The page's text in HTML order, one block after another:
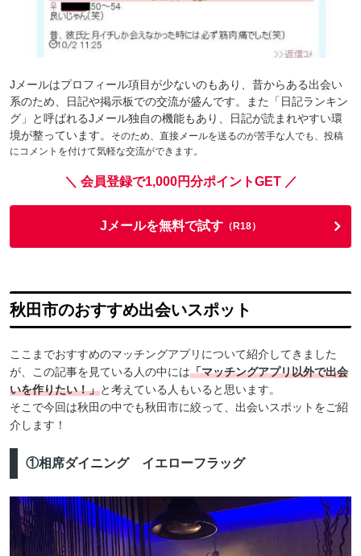
Jメールはプロフィール項目が少ないのもあり、昔からある出会い
系のため、日記や掲示板での交流が盛んです。また「日記ランキン
グ」と呼ばれるJメール独自の機能もあり、日記が読まれやすい環
境が整っています。
そのため、直接メールを送るのが苦手な人でも、投稿
にコメントを付けて気軽な交流ができます。
＼ 会員登録で1,000円分ポイントGET ／
Jメールを無料で試す （R18）
秋田市のおすすめ出会いスポット
ここまでおすすめのマッチングアプリについて紹介してきました
が、この記事を見ている人の中には「マッチングアプリ以外で出会
いを作りたい！」と考えている人もいると思います。
そこで今回は秋田の中でも秋田市に絞って、出会いスポットをご紹
介します！
①相席ダイニング イエローフラッグ